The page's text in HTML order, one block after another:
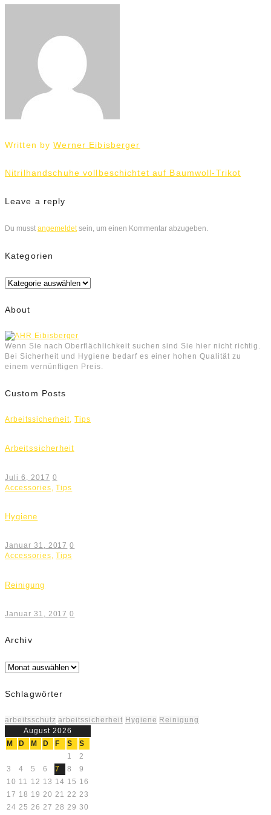
Written byWerner Eibisberger
Beitrags-
Navigation
Nitrilhandschuhe vollbeschichtet auf Baumwoll-Trikot
Leave a reply
Du musst angemeldetsein, um einen Kommentar abzugeben.
Kategorien
Kategorien
About
Wenn Sie nach Oberflächlichkeit suchen sind Sie hier nicht richtig.
Bei Sicherheit und Hygiene bedarf es einer hohen Qualität zu
einem vernünftigen Preis.
Custom Posts
Arbeitssicherheit,Tips
Arbeitssicherheit
Juli 6, 2017 0
Accessories ,Tips
Hygiene
Januar 31, 2017 0
Accessories,Tips
Reinigung
Januar 31, 2017 0
Archiv
Archiv
Schlagwörter
arbeitsschutz arbeitssicherheit Hygiene Reinigung
August 2026
M
D M D F S
S
1
2
3
4 5 6 7 8
9
10 11 12 13 14 15 16
17 18 19 20 21 22 23
24 25 26 27 28 29 30